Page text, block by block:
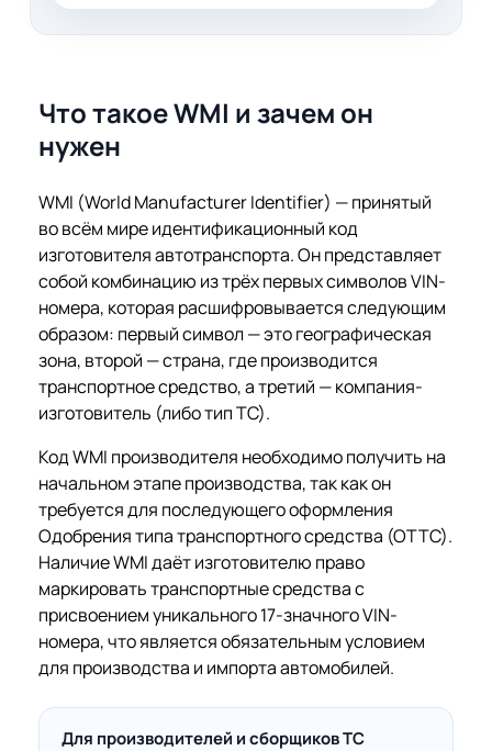
Что такое WMI и зачем он
нужен
WMI (World Manufacturer Identifier) — принятый
во всём мире идентификационный код
изготовителя автотранспорта. Он представляет
собой комбинацию из трёх первых символов VIN-
номера, которая расшифровывается следующим
образом: первый символ — это географическая
зона, второй — страна, где производится
транспортное средство, а третий — компания-
изготовитель (либо тип ТС).
Код WMI производителя необходимо получить на
начальном этапе производства, так как он
требуется для последующего оформления
Одобрения типа транспортного средства (ОТТС).
Наличие WMI даёт изготовителю право
маркировать транспортные средства с
присвоением уникального 17-значного VIN-
номера, что является обязательным условием
для производства и импорта автомобилей.
Для производителей и сборщиков ТС